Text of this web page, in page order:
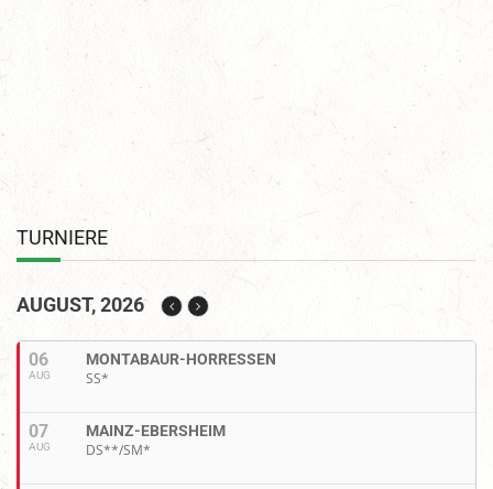
TURNIERE
AUGUST, 2026
06
AUG
MONTABAUR-HORRESSEN
SS*
07
AUG
MAINZ-EBERSHEIM
DS**/SM*